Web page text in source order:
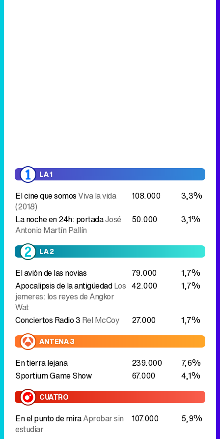
LA 1
El cine que somosViva la vida
(2018)
108.000
3,3%
La noche en 24h: portadaJosé
Antonio Martín Pallín
50.000 3,1%
LA 2
El avión de las novias 79.000
1,7%
Apocalipsis de la antigüedadLos
jemeres: los reyes de Angkor
Wat
42.000 1,7%
Conciertos Radio 3Rel McCoy 27.000 1,7%
ANTENA 3
En tierra lejana 239.000
7,6%
Sportium Game Show
67.000 4,1%
CUATRO
En el punto de miraAprobar sin
estudiar
107.000 5,9%